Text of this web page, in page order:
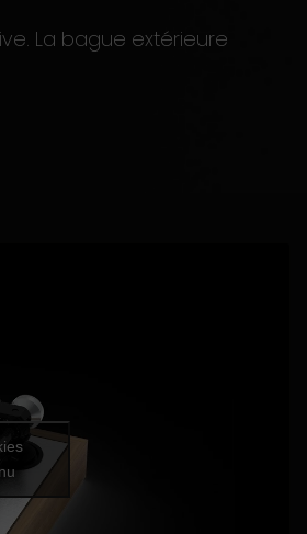
La bague extérieure